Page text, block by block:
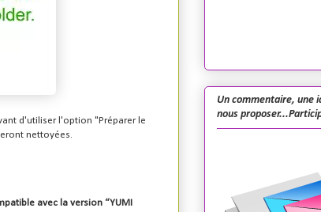
d'utiliser l'option "Préparer le
nettoyées.
avec la version “YUMI
Un commentaire, une
nous